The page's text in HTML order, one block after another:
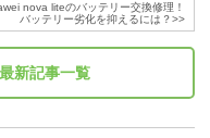
nova liteのバッテリー交換修理！
バッテリー劣化を抑えるには？>>
最新記事一覧